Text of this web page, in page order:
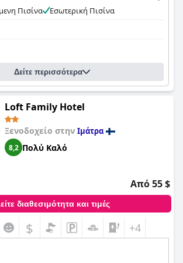
Πισίνα
Εσωτερική Πισίνα
Δείτε περισσότερα
Loft Family Hotel
Ξενοδοχείο στην Ιμάτρα
8,2 Πολύ Καλό
Από 55 $
διαθεσιμότητα και τιμές
$ +4